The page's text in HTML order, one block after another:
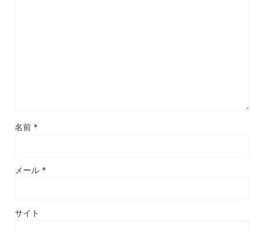
名前 *
メール *
サイト